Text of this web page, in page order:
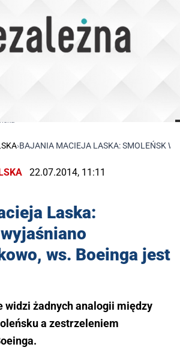
›BAJANIA MACIEJA LASKA: SMOLEŃSK
22.07.2014, 11:11
Laska:
ws. Boeinga jest
widzi żadnych analogii między
a zestrzeleniem